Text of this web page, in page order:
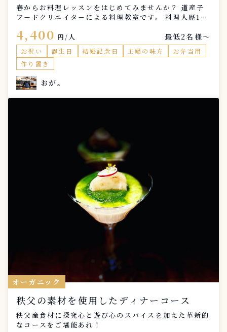
春からお料理レッスンをはじめてみませんか？ 道産子
フードクリエイターによる料理教室です。 料理人歴11
お教えします。 体験レッスンもございますので、まず
はお気軽にお問合せください。
4,400 円/人 最低2名様〜
お祝い 誕生日 結婚記念日 主婦の味方
お弁当用
作り置き
おが。
オーガニック
秩父の素材を使用したディナーコース
秩父産食材に探究心と遊び心のスパイスを加えた革新的
なコースをご堪能あれ！